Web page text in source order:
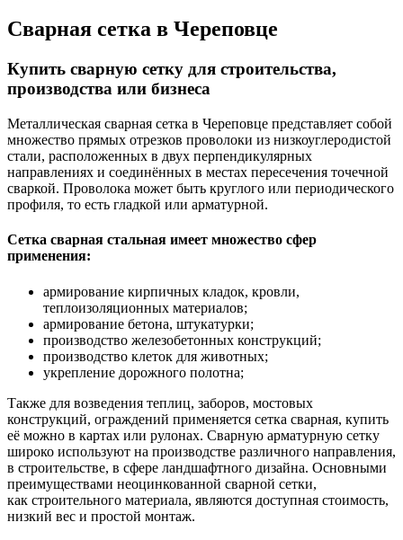
Сварная сетка в Череповце
Купить сварную сетку для строительства,
производства или бизнеса
Металлическая сварная сетка в Череповце представляет собой
множество прямых отрезков проволоки из низкоуглеродистой
стали, расположенных в двух перпендикулярных
направлениях и соединённых в местах пересечения точечной
сваркой. Проволока может быть круглого или периодического
профиля, то есть гладкой или арматурной.
Сетка сварная стальная имеет множество сфер
применения:
армирование кирпичных кладок, кровли,
теплоизоляционных материалов;
армирование бетона, штукатурки;
производство железобетонных конструкций;
производство клеток для животных;
укрепление дорожного полотна;
Также для возведения теплиц, заборов, мостовых
конструкций, ограждений применяется сетка сварная, купить
её можно в картах или рулонах. Сварную арматурную сетку
широко используют на производстве различного направления,
в строительстве, в сфере ландшафтного дизайна. Основными
преимуществами неоцинкованной сварной сетки,
как строительного материала, являются доступная стоимость,
низкий вес и простой монтаж.